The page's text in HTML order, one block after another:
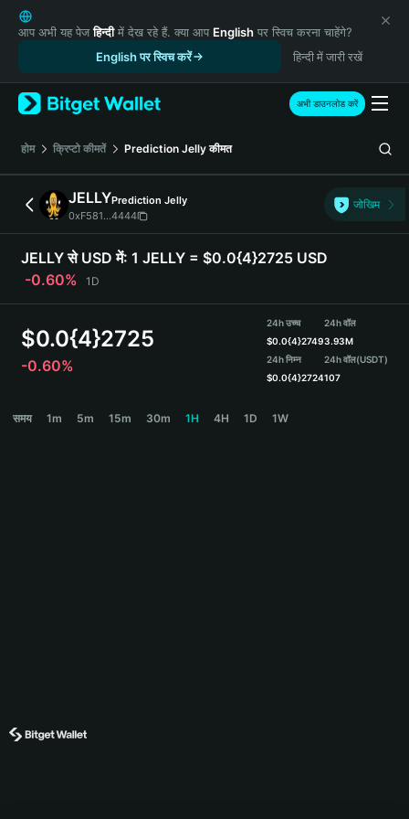
English
日本語
Русский
Español (Latinoamérica)
Türkçe
Italiano
简体中文
繁體中文
Português (Portugal)
Bahasa Indonesia
Español
आप अभी यह पेजहिन्दीमें देख रहे हैं. क्या आप English पर स्विच करना चाहेंगे?
English पर स्विच करें
हिन्दी में जारी रखें
अभी डाउनलोड करें
होम क्रिप्टो कीमतें Prediction Jelly कीमत
JELLYPrediction Jelly
0xF581...4444
जोखिम
JELLY से USD में: 1 JELLY = $0.0{4}2725 USD
-0.60%
1D
$0.0{4}2725
-0.60%
24h उच्च
$0.0{4}2749
24h निम्न
$0.0{4}2724
24h वॉल
3.93M
24h वॉल(USDT)
107
समय 1m 5m 15m 30m 1H 4H 1D 1W